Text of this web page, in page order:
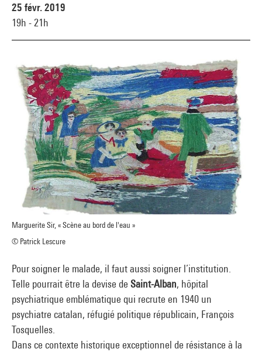
Marguerite Sir, « Scène au bord de l'eau »
© Patrick Lescure
Pour soigner le malade, il faut aussi soigner l’institution.
Telle pourrait être la devise de Saint-Alban, hôpital
psychiatrique emblématique qui recrute en 1940 un
psychiatre catalan, réfugié politique républicain, François
Tosquelles.
Dans ce contexte historique exceptionnel de résistance à la
25 févr. 2019
19h - 21h